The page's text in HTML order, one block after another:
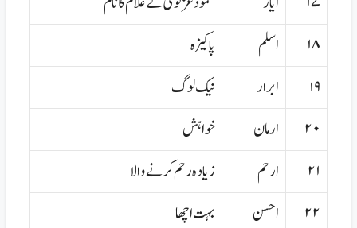
پاکیزہ
اسلم
۱۸
نیک لوگ
ابرار
۱۹
خواہش
ارمان
۲۰
زیادہ رحم کرنے والا
ارحم
۲۱
بہت اچھا
احسن
۲۲